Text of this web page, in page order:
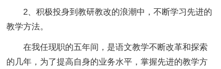
2、积极投身到教研教改的浪潮中，不断学习先进的
教学方法。
在我任现职的五年间，是语文教学不断改革和探索
的几年，为了提高自身的业务水平，掌握先进的教学方